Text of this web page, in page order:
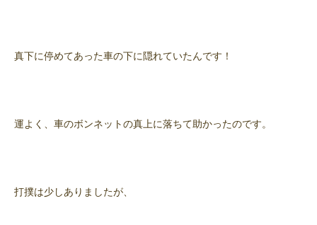
真下に停めてあった車の下に隠れていたんです！
運よく、車のボンネットの真上に落ちて助かったのです。
打撲は少しありましたが、